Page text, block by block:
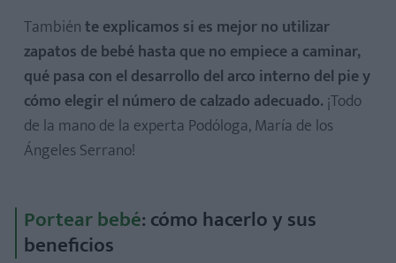
Tambiénte explicamos si es mejor no utilizar
zapatos de bebé hasta que no empiece a caminar,
qué pasa con el desarrollo del arco interno del pie y
cómo elegir el número de calzado adecuado. ¡Todo
de la mano de la experta Podóloga, María de los
Ángeles Serrano!
Portear bebé: cómo hacerlo y sus
beneficios